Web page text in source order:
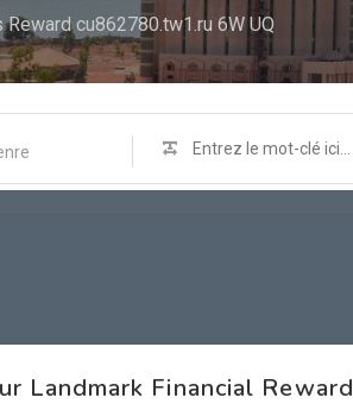
cu862780.tw1.ru 6W UQ
Landmark Financial Reward